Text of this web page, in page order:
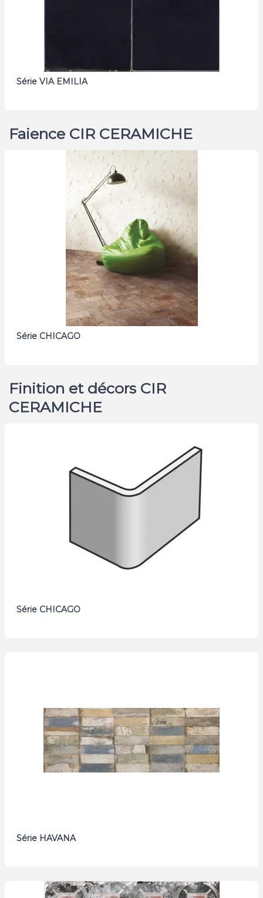
Série VIA EMILIA
Faience CIR CERAMICHE
Série CHICAGO
Finition et décors CIR
CERAMICHE
Série CHICAGO
Série HAVANA